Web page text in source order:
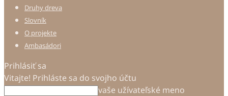
Druhy dreva
Slovník
O projekte
Ambasádori
Prihlásiť sa
Vitajte! Prihláste sa do svojho účtu
vaše užívateľské meno